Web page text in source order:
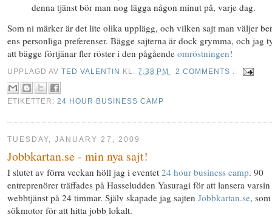
denna tjänst bör man nog lägga någon minut på, varje dag.
Som ni märker är det lite olika upplägg, och vilken sajt man väljer
ens personliga preferenser. Bägge sajterna är dock grymma, och jag
att bägge förtjänar fler röster i den pågående omröstningen!
UPPLAGD AVTED VALENTIN KL.7:38 PM 2 COMMENTS :
ETIKETTER:24 HOUR BUSINESS CAMP
TUESDAY, JANUARY 27, 2009
Jobbkartan.se - min nya sajt!
I slutet av förra veckan höll jag i eventet 24 hour business camp. 90
entreprenörer träffades på Hasseludden Yasuragi för att lansera varsin
webbtjänst på 24 timmar. Själv skapade jag sajten Jobbkartan.se,
sökmotor för att hitta jobb lokalt.